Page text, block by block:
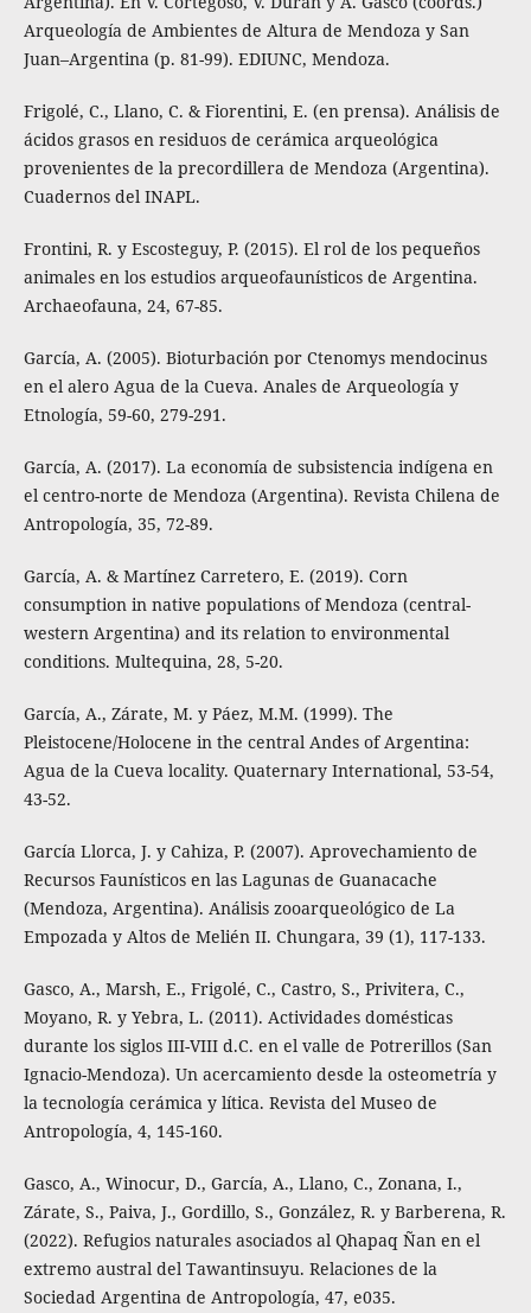
Arqueología de Ambientes de Altura de Mendoza y San
Juan–Argentina (p. 81-99). EDIUNC, Mendoza.
Frigolé, C., Llano, C. & Fiorentini, E. (en prensa). Análisis de
ácidos grasos en residuos de cerámica arqueológica
provenientes de la precordillera de Mendoza (Argentina).
Cuadernos del INAPL.
Frontini, R. y Escosteguy, P. (2015). El rol de los pequeños
animales en los estudios arqueofaunísticos de Argentina.
Archaeofauna, 24, 67-85.
García, A. (2005). Bioturbación por Ctenomys mendocinus
en el alero Agua de la Cueva. Anales de Arqueología y
Etnología, 59-60, 279-291.
García, A. (2017). La economía de subsistencia indígena en
el centro-norte de Mendoza (Argentina). Revista Chilena de
Antropología, 35, 72-89.
García, A. & Martínez Carretero, E. (2019). Corn
consumption in native populations of Mendoza (central-
western Argentina) and its relation to environmental
conditions. Multequina, 28, 5-20.
García, A., Zárate, M. y Páez, M.M. (1999). The
Pleistocene/Holocene in the central Andes of Argentina:
Agua de la Cueva locality. Quaternary International, 53-54,
43-52.
García Llorca, J. y Cahiza, P. (2007). Aprovechamiento de
Recursos Faunísticos en las Lagunas de Guanacache
(Mendoza, Argentina). Análisis zooarqueológico de La
Empozada y Altos de Melién II. Chungara, 39 (1), 117-133.
Gasco, A., Marsh, E., Frigolé, C., Castro, S., Privitera, C.,
Moyano, R. y Yebra, L. (2011). Actividades domésticas
durante los siglos III-VIII d.C. en el valle de Potrerillos (San
Ignacio-Mendoza). Un acercamiento desde la osteometría y
la tecnología cerámica y lítica. Revista del Museo de
Antropología, 4, 145-160.
Gasco, A., Winocur, D., García, A., Llano, C., Zonana, I.,
Zárate, S., Paiva, J., Gordillo, S., González, R. y Barberena, R.
(2022). Refugios naturales asociados al Qhapaq Ñan en el
extremo austral del Tawantinsuyu. Relaciones de la
Sociedad Argentina de Antropología, 47, e035.